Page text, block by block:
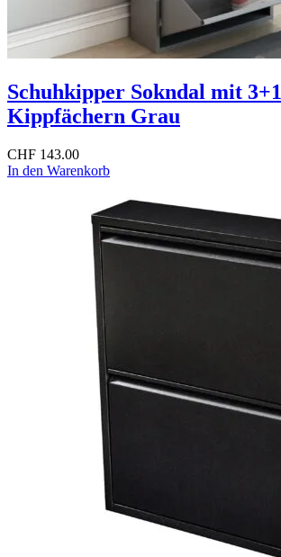
Schuhkipper Sokndal mit 3+1
Kippfächern Grau
CHF 143.00
In den Warenkorb